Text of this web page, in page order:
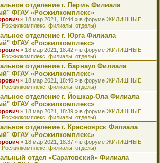
отделение г. Пермь Филиала
ФГАУ «Росжилкомплекс»
» 18 мар 2021, 18:44 » в форуме ЖИЛИЩНЫЕ
филиалы, отделы)
отделение г. Юрга Филиала
ФГАУ «Росжилкомплекс»
» 18 мар 2021, 18:42 » в форуме ЖИЛИЩНЫЕ
филиалы, отделы)
отделение г. Барнаул Филиала
ФГАУ «Росжилкомплекс»
» 18 мар 2021, 18:40 » в форуме ЖИЛИЩНЫЕ
филиалы, отделы)
отделение г. Йошкар-Ола Филиала
ФГАУ «Росжилкомплекс»
» 18 мар 2021, 18:39 » в форуме ЖИЛИЩНЫЕ
филиалы, отделы)
отделение г. Красноярск Филиала
ФГАУ «Росжилкомплекс»
» 18 мар 2021, 18:37 » в форуме ЖИЛИЩНЫЕ
филиалы, отделы)
отдел «Саратовский» Филиала